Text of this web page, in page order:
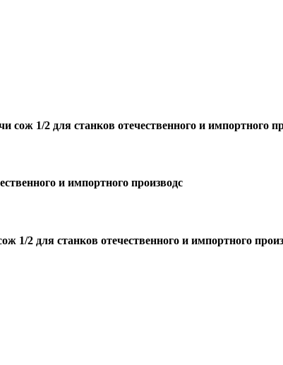
1/2 для станков отечественного и импортного
и импортного производс
1/2 для станков отечественного и импортного